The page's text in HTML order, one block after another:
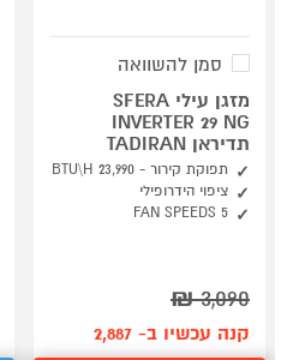
סמן להשוואה
מזגן עילי SFERA
INVERTER 29 NG
תדיראן TADIRAN
תפוקת קירור - 23,990 BTU\H
ציפוי הידרופילי
FAN SPEEDS 5
3,090
₪
קנה עכשיו ב- 2,887